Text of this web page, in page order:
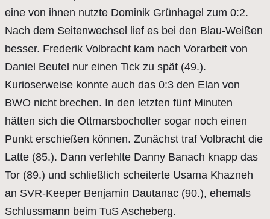
eine von ihnen nutzte Dominik Grünhagel zum 0:2.
Nach dem Seitenwechsel lief es bei den Blau-Weißen
besser. Frederik Volbracht kam nach Vorarbeit von
Daniel Beutel nur einen Tick zu spät (49.).
Kurioserweise konnte auch das 0:3 den Elan von
BWO nicht brechen. In den letzten fünf Minuten
hätten sich die Ottmarsbocholter sogar noch einen
Punkt erschießen können. Zunächst traf Volbracht die
Latte (85.). Dann verfehlte Danny Banach knapp das
Tor (89.) und schließlich scheiterte Usama Khazneh
an SVR-Keeper Benjamin Dautanac (90.), ehemals
Schlussmann beim TuS Ascheberg.